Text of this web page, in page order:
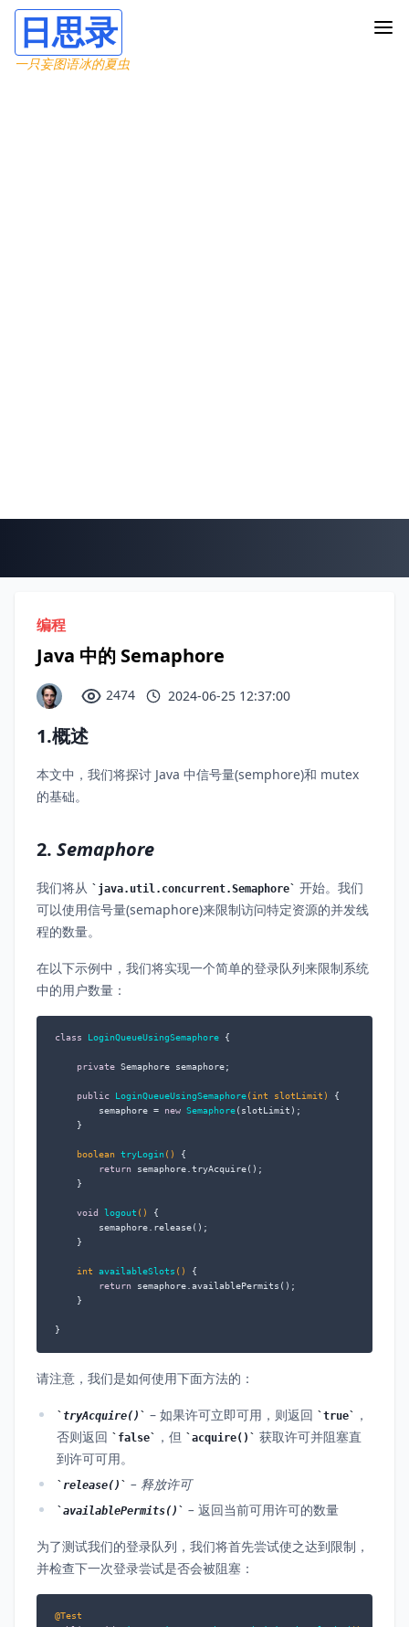
日思录
一只妄图语冰的夏虫
编程
Java 中的 Semaphore
2474 2024-06-25 12:37:00
1.概述
本文中，我们将探讨 Java 中信号量(semphore)和 mutex
的基础。
2. Semaphore
我们将从 java.util.concurrent.Semaphore
开始。我们
可以使用信号量(semaphore)来限制访问特定资源的并发线
程的数量。
在以下示例中，我们将实现一个简单的登录队列来限制系统
中的用户数量：
class LoginQueueUsingSemaphore {
private Semaphore semaphore;
public LoginQueueUsingSemaphore(int slotLimit)
{
        semaphore =
new Semaphore(slotLimit);
    }
boolean tryLogin ()
{
return semaphore.tryAcquire();
    }
void logout ()
{
        semaphore.release();
    }
int availableSlots ()
{
return semaphore.availablePermits();
    }
}
请注意，我们是如何使用下面方法的：
tryAcquire() – 如果许可立即可用，则返回 true
，
否则返回
false ，但 acquire()
获取许可并阻塞直
到许可可用。
release() – 释放许可
availablePermits() – 返回当前可用许可的数量
为了测试我们的登录队列，我们将首先尝试使之达到限制，
并检查下一次登录尝试是否会被阻塞：
@Test